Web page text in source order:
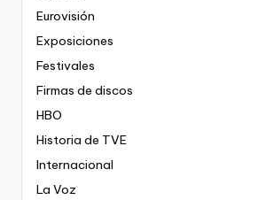
Eurovisión
Exposiciones
Festivales
Firmas de discos
HBO
Historia de TVE
Internacional
La Voz